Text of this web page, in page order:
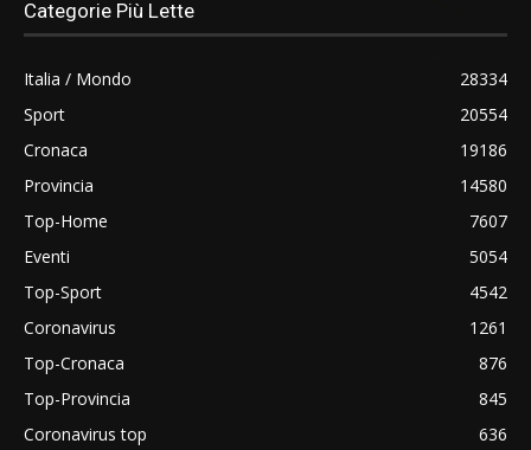
Categorie Più Lette
Italia / Mondo
28334
Sport
20554
Cronaca
19186
Provincia
14580
Top-Home
7607
Eventi
5054
Top-Sport
4542
Coronavirus
1261
Top-Cronaca
876
Top-Provincia
845
Coronavirus top
636